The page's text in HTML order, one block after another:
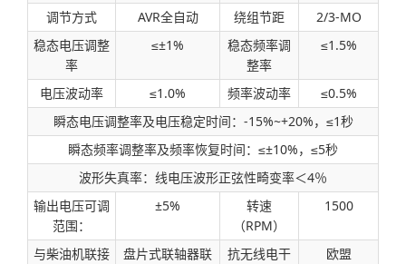
调节方式 AVR全自动 绕组节距
2/3-MO
稳态电压调整
率
≤±1%
稳态频率调
整率
≤1.5%
电压波动率 ≤1.0% 频率波动率
≤0.5%
瞬态电压调整率及电压稳定时间：-15%~+20%，≤1秒
瞬态频率调整率及频率恢复时间：≤±10%，≤5秒
波形失真率：线电压波形正弦性畸变率＜4％
输出电压可调
范围：
±5%
转速
（RPM）
1500
与柴油机联接
盘片式联轴器联
抗无线电干
欧盟